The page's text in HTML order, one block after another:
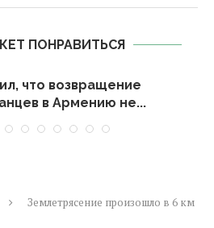
ПОНРАВИТЬСЯ
что возвращение
в Армению не...
Землетрясение произошло в 6 км